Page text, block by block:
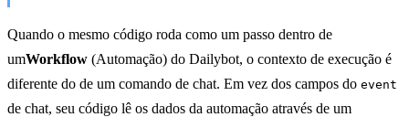
Quando o mesmo código roda como um passo dentro de
umWorkflow (Automação) do Dailybot, o contexto de execução é
diferente do de um comando de chat. Em vez dos campos do event
de chat, seu código lê os dados da automação através de um